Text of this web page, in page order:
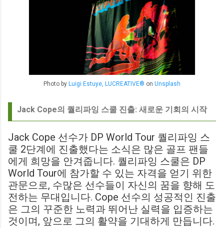
Photo by Luigi Estuye, LUCREATIVE® on Unsplash
Jack Cope의 퀄리파잉 스쿨 진출: 새로운 기회의 시작
Jack Cope 선수가 DP World Tour 퀄리파잉 스
쿨 2단계에 진출했다는 소식은 많은 골프 팬들
에게 희망을 안겨줍니다. 퀄리파잉 스쿨은 DP
World Tour에 참가할 수 있는 자격을 얻기 위한
관문으로, 수많은 선수들이 자신의 꿈을 향해 도
전하는 무대입니다. Cope 선수의 성공적인 진출
은 그의 꾸준한 노력과 뛰어난 실력을 입증하는
것이며, 앞으로 그의 활약을 기대하게 만듭니다.